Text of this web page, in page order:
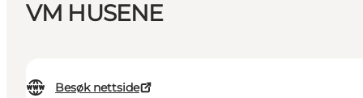
VM HUSENE
Besøk nettside